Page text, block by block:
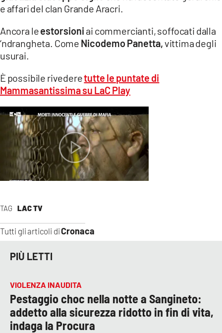
TAG LAC TV
Tutti gli articoli diCronaca
e affari del clan Grande Aracri.
Ancora leestorsioni ai commercianti, soffocati dalla
‘ndrangheta. Come Nicodemo Panetta,vittima degli
usurai.
È possibile rivederetutte le puntate di
Mammasantissima su LaC Play
PIÙ LETTI
VIOLENZA INAUDITA
Pestaggio choc nella notte a Sangineto:
addetto alla sicurezza ridotto in fin di vita,
indaga la Procura